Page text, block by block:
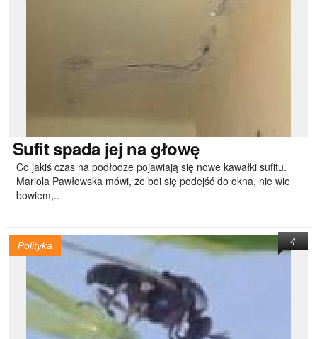
Sufitspada jej na głowę
Co jakiś czas na podłodze pojawiają się nowe kawałki sufitu.
Mariola Pawłowska mówi, że boi się podejść do okna, nie wie
bowiem,..
Polityka 4